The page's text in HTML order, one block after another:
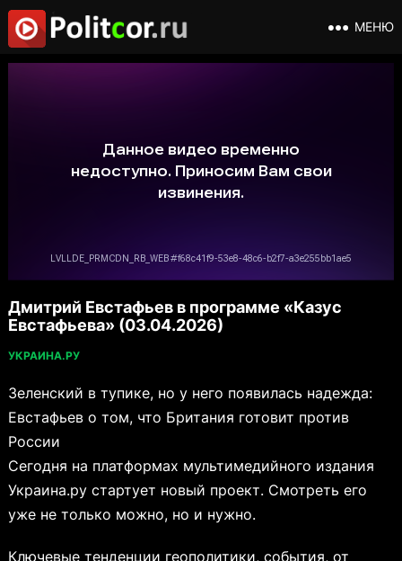
МЕНЮ
Дмитрий Евстафьев в программе «Казус
Евстафьева» (03.04.2026)
УКРАИНА.РУ
Зеленский в тупике, но у него появилась надежда:
Евстафьев о том, что Британия готовит против
России
Сегодня на платформах мультимедийного издания
Украина.ру стартует новый проект. Смотреть его
уже не только можно, но и нужно.
Ключевые тенденции геополитики, события, от